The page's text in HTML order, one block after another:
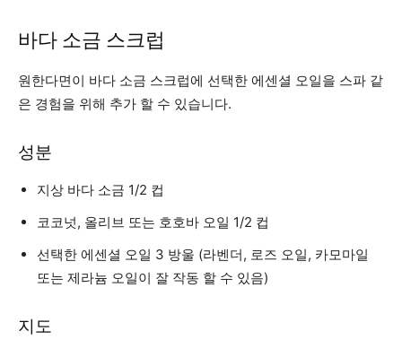
바다 소금 스크럽
원한다면이 바다 소금 스크럽에 선택한 에센셜 오일을 스파 같
은 경험을 위해 추가 할 수 있습니다.
성분
지상 바다 소금 1/2 컵
코코넛, 올리브 또는 호호바 오일 1/2 컵
선택한 에센셜 오일 3 방울 (라벤더, 로즈 오일, 카모마일
또는 제라늄 오일이 잘 작동 할 수 있음)
지도